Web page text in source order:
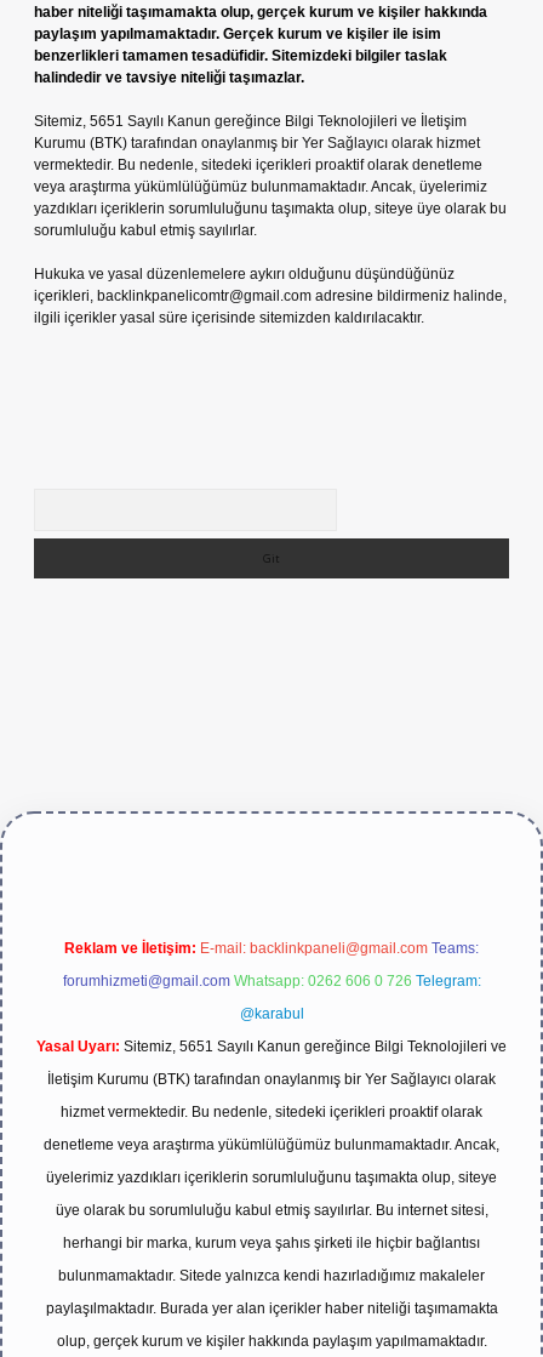
haber niteliği taşımamakta olup, gerçek kurum ve kişiler hakkında
paylaşım yapılmamaktadır. Gerçek kurum ve kişiler ile isim
benzerlikleri tamamen tesadüfidir. Sitemizdeki bilgiler taslak
halindedir ve tavsiye niteliği taşımazlar.
Sitemiz, 5651 Sayılı Kanun gereğince Bilgi Teknolojileri ve İletişim
Kurumu (BTK) tarafından onaylanmış bir Yer Sağlayıcı olarak hizmet
vermektedir. Bu nedenle, sitedeki içerikleri proaktif olarak denetleme
veya araştırma yükümlülüğümüz bulunmamaktadır. Ancak, üyelerimiz
yazdıkları içeriklerin sorumluluğunu taşımakta olup, siteye üye olarak bu
sorumluluğu kabul etmiş sayılırlar.
Hukuka ve yasal düzenlemelere aykırı olduğunu düşündüğünüz
içerikleri, backlinkpanelicomtr@gmail.com adresine bildirmeniz halinde,
ilgili içerikler yasal süre içerisinde sitemizden kaldırılacaktır.
Reklam ve İletişim: E-mail: backlinkpaneli@gmail.com Teams:
forumhizmeti@gmail.com Whatsapp: 0262 606 0 726 Telegram:
@karabul
Yasal Uyarı: Sitemiz, 5651 Sayılı Kanun gereğince Bilgi Teknolojileri ve
İletişim Kurumu (BTK) tarafından onaylanmış bir Yer Sağlayıcı olarak
hizmet vermektedir. Bu nedenle, sitedeki içerikleri proaktif olarak
denetleme veya araştırma yükümlülüğümüz bulunmamaktadır. Ancak,
üyelerimiz yazdıkları içeriklerin sorumluluğunu taşımakta olup, siteye
üye olarak bu sorumluluğu kabul etmiş sayılırlar. Bu internet sitesi,
herhangi bir marka, kurum veya şahıs şirketi ile hiçbir bağlantısı
bulunmamaktadır. Sitede yalnızca kendi hazırladığımız makaleler
paylaşılmaktadır. Burada yer alan içerikler haber niteliği taşımamakta
olup, gerçek kurum ve kişiler hakkında paylaşım yapılmamaktadır.